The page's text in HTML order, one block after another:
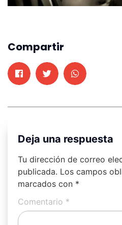
Compartir
Deja una respuesta
Tu dirección de correo
publicada. Los campos
marcados con *
Comentario *